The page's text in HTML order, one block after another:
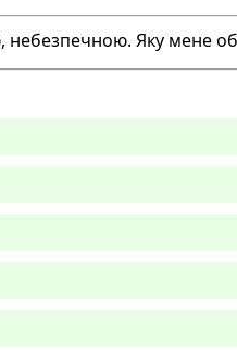
небезпечною. Яку мене